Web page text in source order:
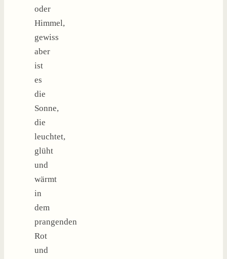
oder
Himmel,
gewiss
aber
ist
es
die
Sonne,
die
leuchtet,
glüht
und
wärmt
in
dem
prangenden
Rot
und